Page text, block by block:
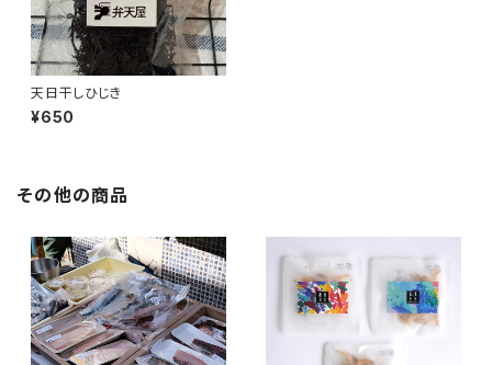
天日干しひじき
¥650
その他の商品